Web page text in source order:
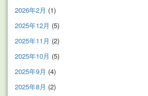
2026年2月 (1)
2025年12月 (5)
2025年11月 (2)
2025年10月 (5)
2025年9月 (4)
2025年8月 (2)